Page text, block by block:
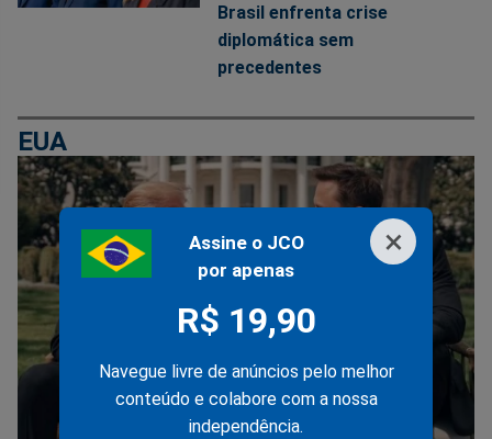
×
Assine o JCO
por apenas
R$ 19,90
Navegue livre de anúncios pelo melhor
conteúdo e colabore com a nossa
independência.
Brasil enfrenta crise
diplomática sem
precedentes
EUA